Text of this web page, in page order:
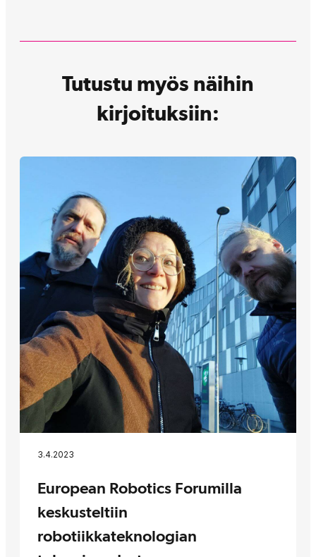
Tutustu myös näihin
kirjoituksiin:
3.4.2023
European Robotics Forumilla
keskusteltiin
robotiikkateknologian